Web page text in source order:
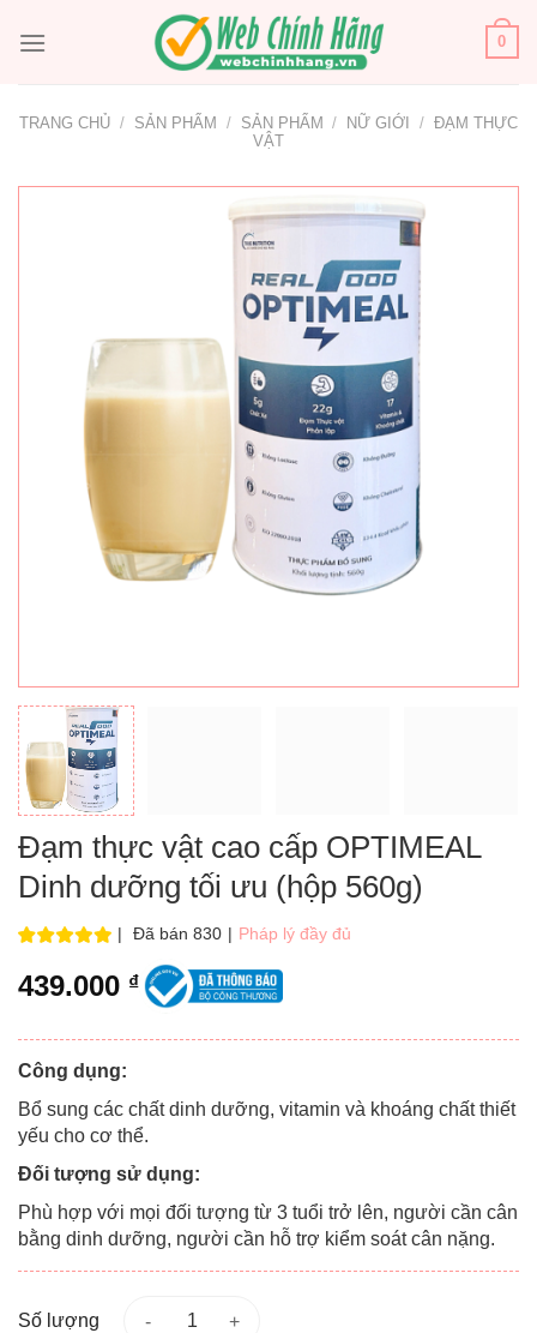
qua
0
TRANG CHỦ / SẢN PHẨM / SẢN PHẨM / NỮ GIỚI / ĐẠM THỰC
VẬT
Đạm thực vật cao cấp OPTIMEAL
Dinh dưỡng tối ưu (hộp 560g)
| Đã bán 830 | Pháp lý đầy đủ
439.000 ₫
Công dụng:
Bổ sung các chất dinh dưỡng, vitamin và khoáng chất thiết
yếu cho cơ thể.
Đối tượng sử dụng:
Phù hợp với mọi đối tượng từ 3 tuổi trở lên, người cần cân
bằng dinh dưỡng, người cần hỗ trợ kiểm soát cân nặng.
Số lượng